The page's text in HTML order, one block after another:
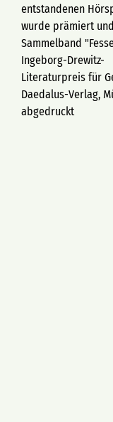
entstandenen
wurde prämiert
Sammelband
Ingeborg-Drewitz-
Literaturpreis für
Daedalus-Verlag,
abgedruckt